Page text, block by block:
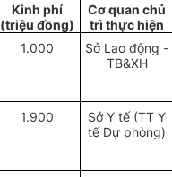
Kinh phí
(triệu đồng)
Cơ quan chủ
trì thực hiện
1.000
Sở Lao động -
TB&XH
1.900
Sở Y tế (TT Y
tế Dự phòng)